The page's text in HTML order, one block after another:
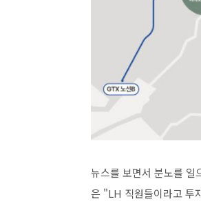
뉴스를 보면서 분노를 일
은 "LH 직원들이라고 투